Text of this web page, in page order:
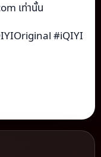
เท่านั้น
#iQIYI